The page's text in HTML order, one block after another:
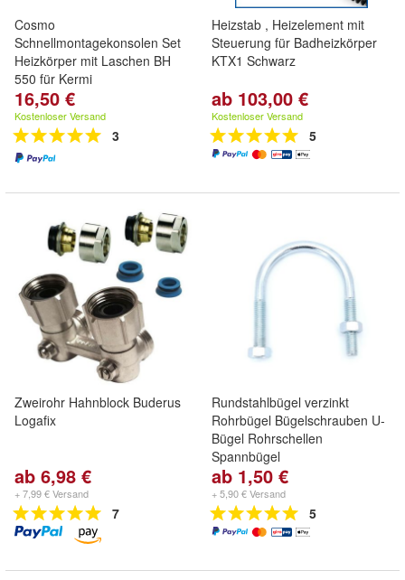
Cosmo
Schnellmontagekonsolen Set
Heizkörper mit Laschen BH
550 für Kermi
16,50 €
Kostenloser Versand
3
Heizstab , Heizelement mit
Steuerung für Badheizkörper
KTX1 Schwarz
ab 103,00 €
Kostenloser Versand
5
Zweirohr Hahnblock Buderus
Logafix
ab 6,98 €
+ 7,99 € Versand
7
Rundstahlbügel verzinkt
Rohrbügel Bügelschrauben U-
Bügel Rohrschellen
Spannbügel
ab 1,50 €
+ 5,90 € Versand
5